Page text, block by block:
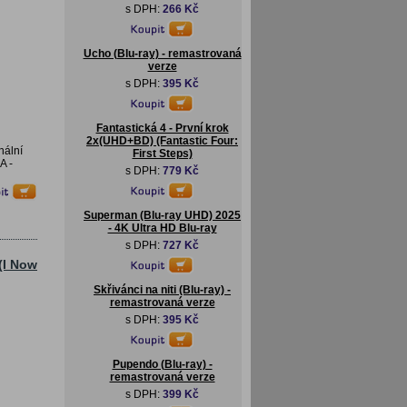
-
Now
s DPH: 266 Kč
Ucho (Blu-ray) - remastrovaná
verze
s DPH: 395 Kč
Fantastická 4 - První krok
2x(UHD+BD) (Fantastic Four:
First Steps)
s DPH: 779 Kč
Superman (Blu-ray UHD) 2025
- 4K Ultra HD Blu-ray
s DPH: 727 Kč
Skřivánci na niti (Blu-ray) -
remastrovaná verze
s DPH: 395 Kč
Pupendo (Blu-ray) -
remastrovaná verze
s DPH: 399 Kč